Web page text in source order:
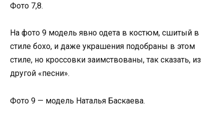
Фото 7,8.
На фото 9 модель явно одета в костюм, сшитый в
стиле бохо, и даже украшения подобраны в этом
стиле, но кроссовки заимствованы, так сказать, из
другой «песни».
Фото 9 — модель Наталья Баскаева.